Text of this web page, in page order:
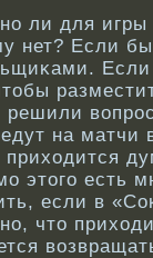
ли для
нет? Если
решили
на матчи
этого есть
если в
что